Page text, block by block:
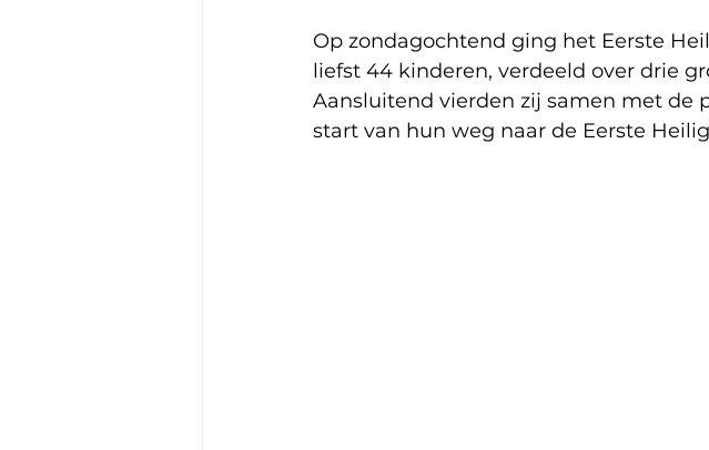
Op zondagochtend ging het Eerste
liefst 44 kinderen, verdeeld over drie
Aansluitend vierden zij samen met de
start van hun weg naar de Eerste